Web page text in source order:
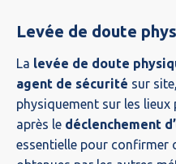
Levée de doute
La levée de doute
agent de sécurité sur
physiquement sur les
après le déclenchement
essentielle pour